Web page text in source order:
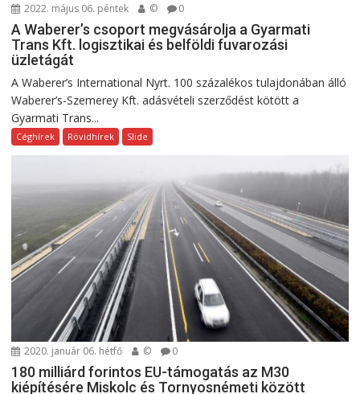
2022. május 06. péntek © 0
A Waberer’s csoport megvásárolja a Gyarmati
Trans Kft. logisztikai és belföldi fuvarozási
üzletágát
A Waberer’s International Nyrt. 100 százalékos tulajdonában álló
Waberer’s-Szemerey Kft. adásvételi szerződést kötött a
Gyarmati Trans...
Céghírek Rövidhírek Slide
2020. január 06. hétfő © 0
180 milliárd forintos EU-támogatás az M30
kiépítésére Miskolc és Tornyosnémeti között